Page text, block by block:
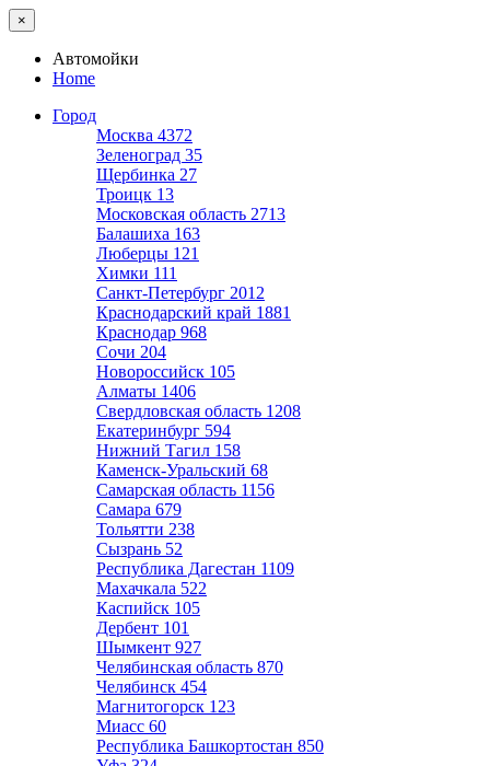
×
Автомойки
Home
Город
Москва 4372
Зеленоград 35
Щербинка 27
Троицк 13
Московская область 2713
Балашиха 163
Люберцы 121
Химки 111
Санкт-Петербург 2012
Краснодарский край 1881
Краснодар 968
Сочи 204
Новороссийск 105
Алматы 1406
Свердловская область 1208
Екатеринбург 594
Нижний Тагил 158
Каменск-Уральский 68
Самарская область 1156
Самара 679
Тольятти 238
Сызрань 52
Республика Дагестан 1109
Махачкала 522
Каспийск 105
Дербент 101
Шымкент 927
Челябинская область 870
Челябинск 454
Магнитогорск 123
Миасс 60
Республика Башкортостан 850